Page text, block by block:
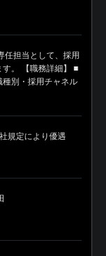
任担当として、採用
。 【職務詳細】 ■
別・採用チャネル
規定により優遇